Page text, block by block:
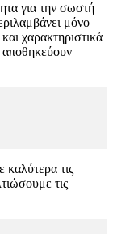
για την σωστή
μόνο
χαρακτηριστικά
αποθηκεύουν
τις
τις